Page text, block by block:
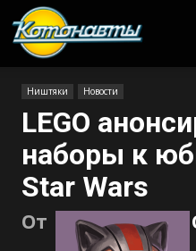
Ништяки Новости
LEGO
наборы к
Star Wars
От